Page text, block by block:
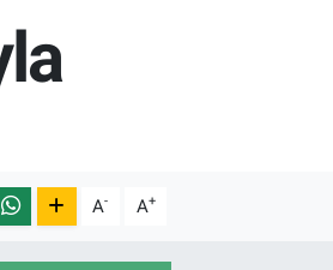
A- A+